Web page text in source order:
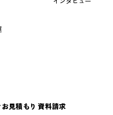
お見積もり 資料請求